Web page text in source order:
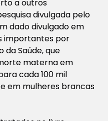
a outros
divulgada pelo
dado divulgado em
importantes por
da Saúde, que
materna em
cada 100 mil
em mulheres brancas